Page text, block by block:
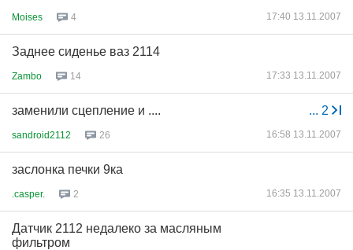
Moises 4 17:40 13.11.2007
Заднее сиденье ваз 2114
Zambo 14 17:33 13.11.2007
... 2
заменили сцепление и ....
sandroid2112 26 16:58 13.11.2007
заслонка печки 9ка
.casper. 2 16:35 13.11.2007
Датчик 2112 недалеко за масляным
фильтром